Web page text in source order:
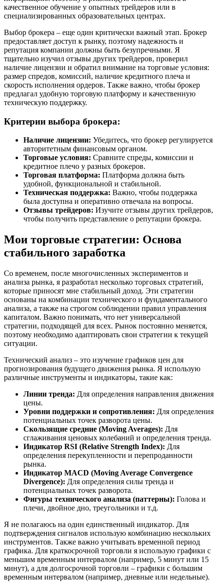
качественное обучение у опытных трейдеров или в
специализированных образовательных центрах.
Выбор брокера – еще один критически важный этап. Брокер
предоставляет доступ к рынку, поэтому надежность и
репутация компании должны быть безупречными. Я
тщательно изучил отзывы других трейдеров, проверил
наличие лицензии и обратил внимание на торговые условия:
размер спредов, комиссий, наличие кредитного плеча и
скорость исполнения ордеров. Также важно, чтобы брокер
предлагал удобную торговую платформу и качественную
техническую поддержку.
Критерии выбора брокера:
Наличие лицензии: Убедитесь, что брокер регулируется
авторитетным финансовым органом.
Торговые условия: Сравните спреды, комиссии и
кредитное плечо у разных брокеров.
Торговая платформа: Платформа должна быть
удобной, функциональной и стабильной.
Техническая поддержка: Важно, чтобы поддержка
была доступна и оперативно отвечала на вопросы.
Отзывы трейдеров: Изучите отзывы других трейдеров,
чтобы получить представление о репутации брокера.
Мои торговые стратегии: Основа
стабильного заработка
Со временем, после многочисленных экспериментов и
анализа рынка, я разработал несколько торговых стратегий,
которые приносят мне стабильный доход. Эти стратегии
основаны на комбинации технического и фундаментального
анализа, а также на строгом соблюдении правил управления
капиталом. Важно понимать, что нет универсальной
стратегии, подходящей для всех. Рынок постоянно меняется,
поэтому необходимо адаптировать свои стратегии к текущей
ситуации.
Технический анализ – это изучение графиков цен для
прогнозирования будущего движения рынка. Я использую
различные инструменты и индикаторы, такие как:
Линии тренда: Для определения направления движения
цены.
Уровни поддержки и сопротивления: Для определения
потенциальных точек разворота цены.
Скользящие средние (Moving Averages): Для
сглаживания ценовых колебаний и определения тренда.
Индикатор RSI (Relative Strength Index): Для
определения перекупленности и перепроданности
рынка.
Индикатор MACD (Moving Average Convergence
Divergence): Для определения силы тренда и
потенциальных точек разворота.
Фигуры технического анализа (паттерны): Голова и
плечи, двойное дно, треугольники и т.д.
Я не полагаюсь на один единственный индикатор. Для
подтверждения сигналов использую комбинацию нескольких
инструментов. Также важно учитывать временной период
графика. Для краткосрочной торговли я использую графики с
меньшим временным интервалом (например, 5 минут или 15
минут), а для долгосрочной торговли – графики с большим
временным интервалом (например, дневные или недельные).